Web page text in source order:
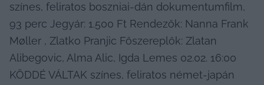
színes, feliratos boszniai-dán dokumentumfilm,
93 perc Jegyár: 1.500 Ft Rendezők: Nanna Frank
Møller , Zlatko Pranjic Főszereplők: Zlatan
Alibegovic, Alma Alic, Igda Lemes 02.02. 16:00
KÖDDÉ VÁLTAK színes, feliratos német-japán